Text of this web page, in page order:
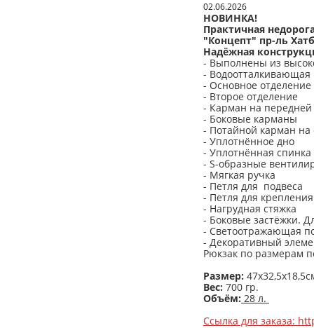
02.06.2026
НОВИНКА!
Практичная
"Концепт" пр-ль
Надёжная
- Выполнены из
- Водоотталкивающая
- Основное
- Второе отделение
- Карман на
- Боковые карманы
- Потайной карман на
- Уплотнённое дно
- Уплотнённая спинка
- S-образные
- Мягкая ручка
- Петля для подвеса
- Петля для
- Нагрудная стяжка
- Боковые застёжки.
- Светоотражающая
- Декоративный
Рюкзак по размерам
Размер:
Вес: 700 гр.
Объём: 28 л.
Ссылка для заказа: